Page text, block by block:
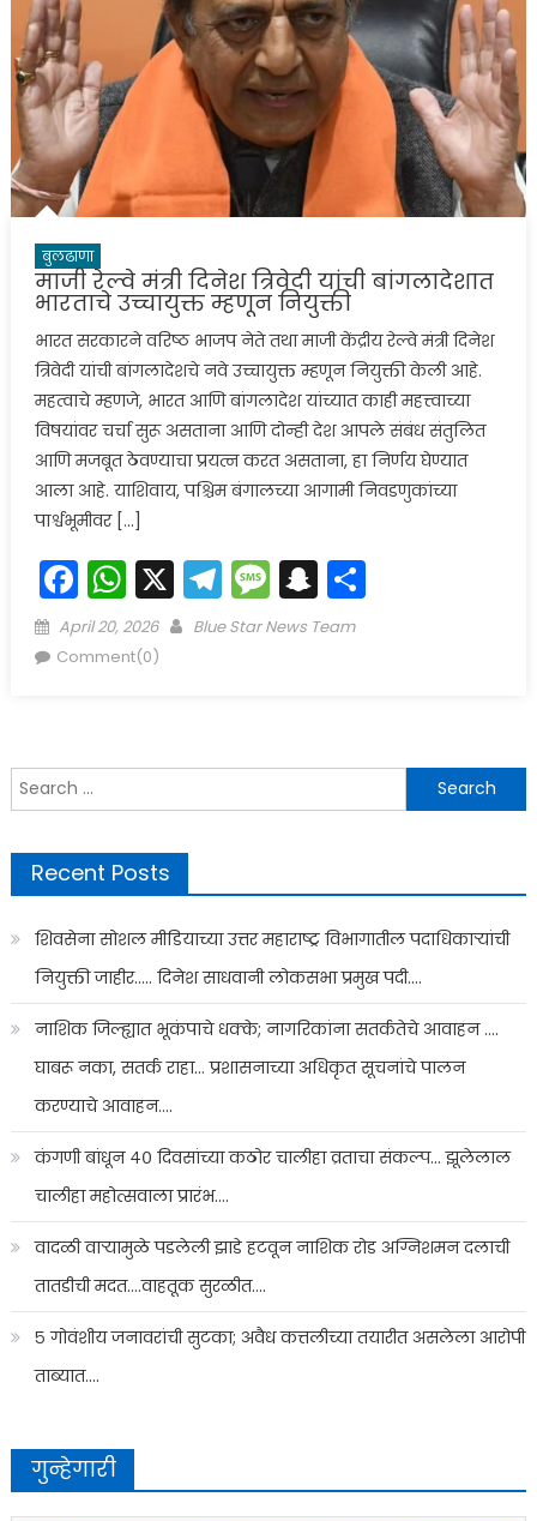
बुलढाणा
माजी रेल्वे मंत्री दिनेश त्रिवेदी यांची बांगलादेशात
भारताचे उच्चायुक्त म्हणून नियुक्ती
भारत सरकारने वरिष्ठ भाजप नेते तथा माजी केंद्रीय रेल्वे मंत्री दिनेश
त्रिवेदी यांची बांगलादेशचे नवे उच्चायुक्त म्हणून नियुक्ती केली आहे.
महत्वाचे म्हणजे, भारत आणि बांगलादेश यांच्यात काही महत्त्वाच्या
विषयांवर चर्चा सुरू असताना आणि दोन्ही देश आपले संबंध संतुलित
आणि मजबूत ठेवण्याचा प्रयत्न करत असताना, हा निर्णय घेण्यात
आला आहे. याशिवाय, पश्चिम बंगालच्या आगामी निवडणुकांच्या
पार्श्वभूमीवर […]
Facebook
WhatsApp
X Telegram
Message
Snapchat
Share
Posted
on
April 20, 2026 Author
Blue Star News Team
Comment(0)
Search
for:
Recent Posts
शिवसेना सोशल मीडियाच्या उत्तर महाराष्ट्र विभागातील पदाधिकाऱ्यांची
नियुक्ती जाहीर….. दिनेश साधवानी लोकसभा प्रमुख पदी….
नाशिक जिल्ह्यात भूकंपाचे धक्के; नागरिकांना सतर्कतेचे आवाहन ….
घाबरू नका, सतर्क राहा… प्रशासनाच्या अधिकृत सूचनांचे पालन
करण्याचे आवाहन….
कंगणी बांधून ४० दिवसांच्या कठोर चालीहा व्रताचा संकल्प… झूलेलाल
चालीहा महोत्सवाला प्रारंभ….
वादळी वाऱ्यामुळे पडलेली झाडे हटवून नाशिक रोड अग्निशमन दलाची
तातडीची मदत….वाहतूक सुरळीत….
५ गोवंशीय जनावरांची सुटका; अवैध कत्तलीच्या तयारीत असलेला आरोपी
ताब्यात….
गुन्हेगारी